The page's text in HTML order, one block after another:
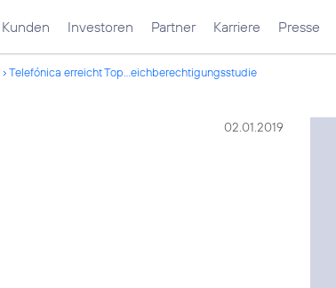
Kunden Investoren Partner Karriere Presse
Telefónica erreicht Top...eichberechtigungsstudie
02.01.2019